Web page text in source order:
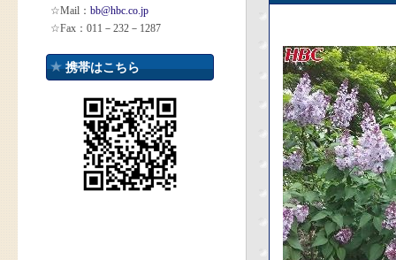
☆Mail： bb@hbc.co.jp
☆Fax：011－232－1287
携帯はこちら